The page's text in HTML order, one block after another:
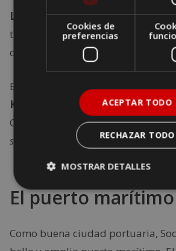
La zona se ha reconvertido,
turismo a toda una serie de bares
que el viajero encuentre las
En las zonas montañosas se
Krasnaya Polyana, que durante
Olímpicos concentró las pruebas
snowboard
El puerto marítimo
Como buena ciudad portuaria,
Cookies de
preferencias
ACEPTAR TODO
RECHAZAR TODO
MOSTRAR DETALLES